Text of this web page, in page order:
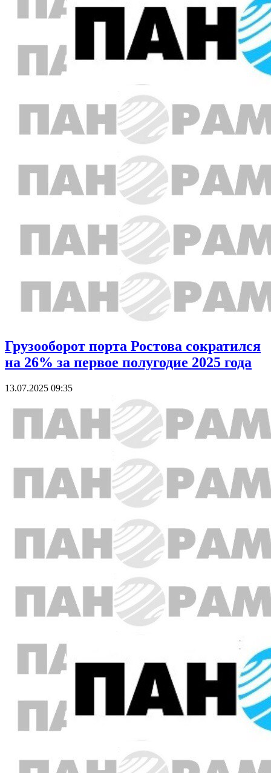
Грузооборот порта Ростова сократился
на 26% за первое полугодие 2025 года
13.07.2025 09:35